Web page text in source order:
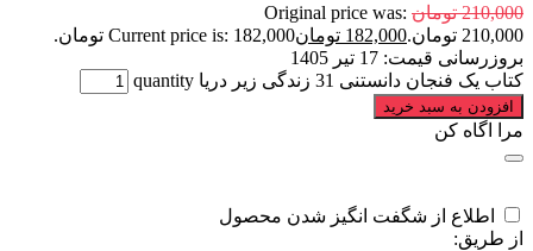
210,000 تومان Original price was:
210,000 تومان.
182,000 تومانCurrent price is: 182,000 تومان.
بروزرسانی قیمت: 17 تیر 1405
کتاب یک فنجان دانستنی 31 زندگی‌ زیر دریا quantity
افزودن به سبد خرید
مرا اگاه کن
اطلاع از شگفت انگیز شدن محصول
از طریق: